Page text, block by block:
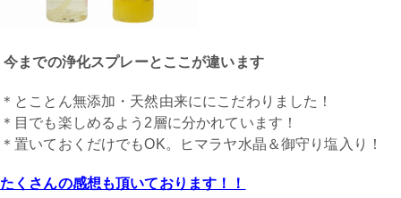
今までの浄化スプレーとここが違います
＊とことん無添加・天然由来ににこだわりました！
＊目でも楽しめるよう2層に分かれています！
＊置いておくだけでもOK。ヒマラヤ水晶＆御守り塩入り！
たくさんの感想も頂いております！！